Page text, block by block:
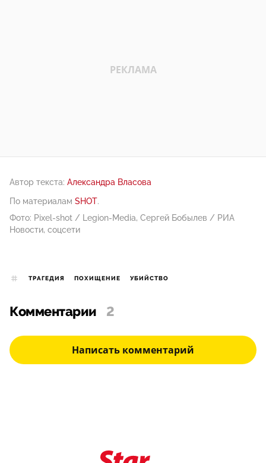
Автор текста: Александра Власова
По материалам SHOT.
Фото: Pixel-shot / Legion-Media, Сергей Бобылев / РИА
Новости, соцсети
ТРАГЕДИЯ ПОХИЩЕНИЕ УБИЙСТВО
Комментарии 2
Написать комментарий